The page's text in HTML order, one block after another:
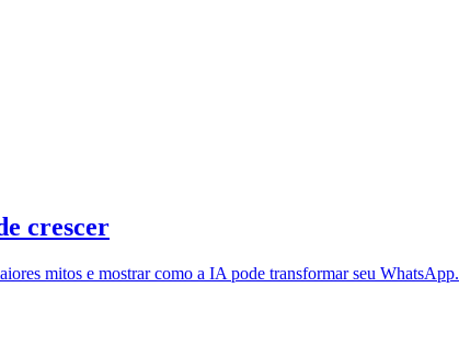
crescer
mitos e mostrar como a IA pode transformar seu WhatsApp.